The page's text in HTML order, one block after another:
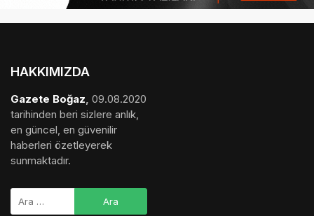
HAKKIMIZDA
Gazete Boğaz, 09.08.2020
tarihinden beri sizlere anlık,
en güncel, en güvenilir
haberleri özetleyerek
sunmaktadır.